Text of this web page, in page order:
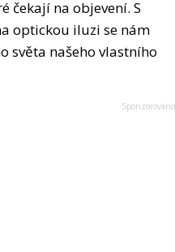
čekají na objevení. S
optickou iluzi se nám
světa našeho vlastního